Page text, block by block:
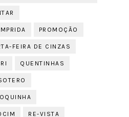
PROMOÇÃO
FEIRA DE CINZAS
QUENTINHAS
RE-VISTA